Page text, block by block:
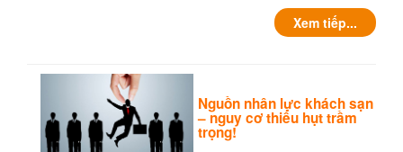
Xem tiếp...
Nguồn nhân lực khách sạn
– nguy cơ thiếu hụt trầm
trọng!